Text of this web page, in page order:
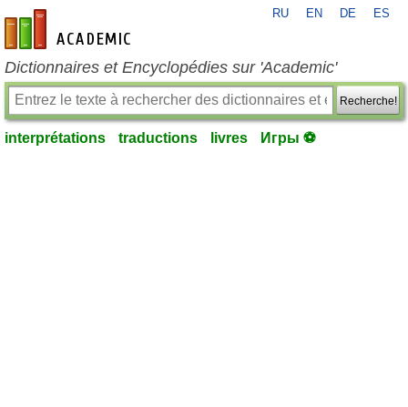
fr-academic.com
RU EN DE ES
Dictionnaires et Encyclopédies sur 'Academic'
Recherche!
interprétations traductions livres Игры ⚽